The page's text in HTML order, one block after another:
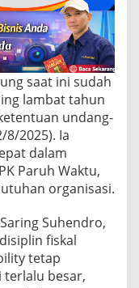
saat ini sudah
lambat tahun
undang-
8/2025). Ia
dalam
Paruh Waktu,
organisasi.
Suhendro,
fiskal
tetap
terlalu besar,